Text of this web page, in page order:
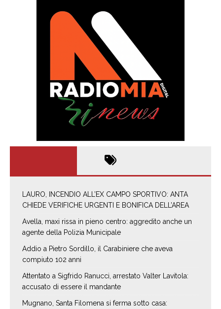
LAURO, INCENDIO ALL’EX CAMPO SPORTIVO: ANTA
CHIEDE VERIFICHE URGENTI E BONIFICA DELL’AREA
Avella, maxi rissa in pieno centro: aggredito anche un
agente della Polizia Municipale
Addio a Pietro Sordillo, il Carabiniere che aveva
compiuto 102 anni
Attentato a Sigfrido Ranucci, arrestato Valter Lavitola:
accusato di essere il mandante
Mugnano, Santa Filomena si ferma sotto casa: